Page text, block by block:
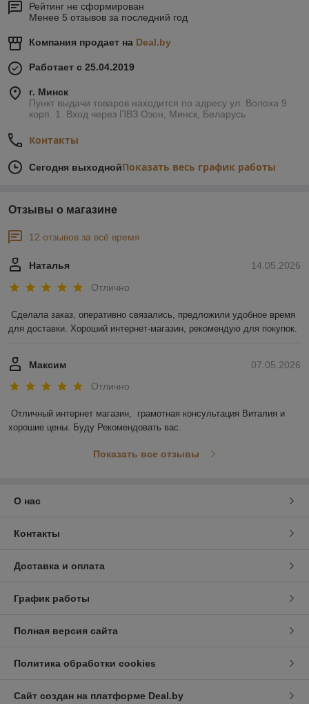
Рейтинг не сформирован
Менее 5 отзывов за последний год
Компания продает на Deal.by
Работает с 25.04.2019
г. Минск
Пункт выдачи товаров находится по адресу ул. Волоха 9
корп. 1. Вход через ПВЗ Озон, Минск, Беларусь
Контакты
Сегодня выходнойПоказать весь график работы
Отзывы о магазине
12 отзывов за всё время
14.05.2026
Наталья
Отлично
Сделала заказ, оперативно связались, предложили удобное время
для доставки. Хороший интернет-магазин, рекомендую для покупок.
07.05.2026
Максим
Отлично
Отличный интернет магазин,  грамотная консультация Виталия и
хорошие цены. Буду Рекомендовать вас.
Показать все отзывы
О нас
Контакты
Доставка и оплата
График работы
Полная версия сайта
Политика обработки cookies
Сайт создан на платформе Deal.by